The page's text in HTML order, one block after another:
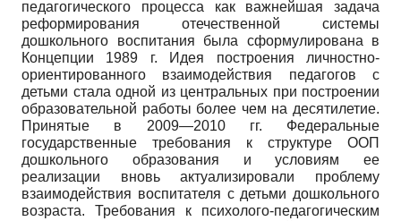
педагогического процесса как важнейшая задача
реформирования отечественной системы
дошкольного воспитания была сформулирована в
Концепции 1989 г. Идея построения личностно-
ориентированного взаимодействия педагогов с
детьми стала одной из центральных при построении
образовательной работы более чем на десятилетие.
Принятые в 2009—2010 гг. Федеральные
государственные требования к структуре ООП
дошкольного образования и условиям ее
реализации вновь актуализировали проблему
взаимодействия воспитателя с детьми дошкольного
возраста. Требования к психолого-педагогическим